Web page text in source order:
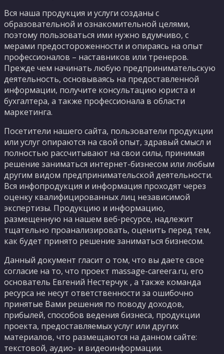
Вся наша продукция и услуги созданы с
образовательной и ознакомительной целями,
поэтому пользоваться ими нужно вдумчиво, с
мерами предостороженности и опираясь на опыт
профессионалов – наставников или тренеров.
Прежде чем начинать любую предпринимательскую
деятельность, основываясь на предоставленной
информации, получите консультацию юриста и
бухгалтера, а также профессионала в области
маркетинга.
Посетители нашего сайта, пользователи продукции
или услуг опираются на свой опыт, здравый смысл и
полностью рассчитывают на свои силы, принимая
решение заниматься интернет-бизнесом или любым
другим видом предпринимательской деятельности.
Вся инфопродукция и информация проходят через
оценку квалифицированных лиц независимой
экспертизы. Продукцию и информацию,
размещенную на нашем веб-ресурсе, надлежит
тщательно проанализировать, оценить перед тем,
как будет принято решение заниматься бизнесом.
Данный документ гласит о том, что вы даете свое
согласие на то, что проект massage-careera.ru, его
основатель Евгений Нестерчук , а также команда
ресурса не несут ответственности за ошибочно
принятые Вами решения по поводу доходов,
прибылей, способов ведения бизнеса, продукции
проекта, предоставляемых услуг или других
материалов, что размещаются на данном сайте:
текстовой, аудио- и видеоинформации.